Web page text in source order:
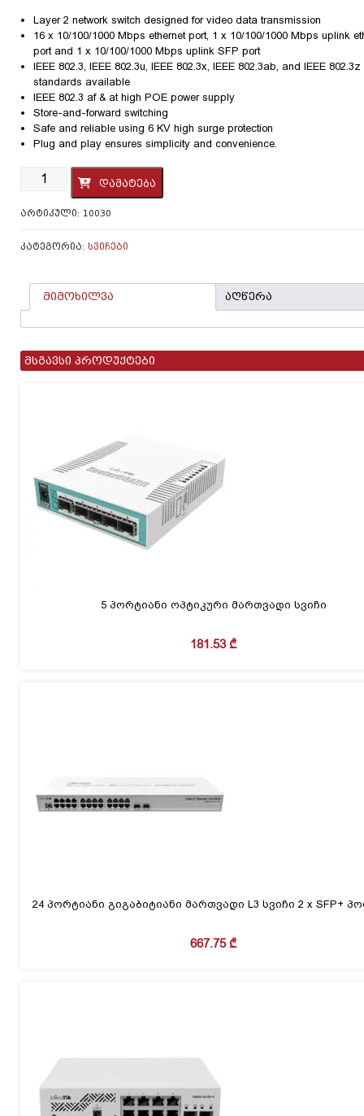
Layer 2 network switch designed for video data transmission
16 x 10/100/1000 Mbps ethernet port, 1 x 10/100/1000 Mbps uplink
port and 1 x 10/100/1000 Mbps uplink SFP port
IEEE 802.3, IEEE 802.3u, IEEE 802.3x, IEEE 802.3ab, and IEEE 802.3z
standards available
IEEE 802.3 af & at high POE power supply
Store-and-forward switching
Safe and reliable using 6 KV high surge protection
Plug and play ensures simplicity and convenience.
რაოდენობა:
POE
3E0518P-
დამატება
ᲐᲠᲢᲘᲙᲣᲚᲘ: 10030
ᲙᲐᲢᲔᲒᲝᲠᲘᲐ: ᲡᲕᲘᲩᲔᲑᲘ
მიმოხილვა აღწერა
მსგავსი პროდუქტები
5 პორტიანი ოპტიკური მართვადი სვიჩი
181.53₾
24 პორტიანი გიგაბიტიანი მართვადი L3 სვიჩი 2 x SFP+
667.75₾